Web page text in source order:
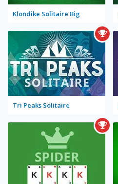
Klondike Solitaire Big
Tri Peaks Solitaire